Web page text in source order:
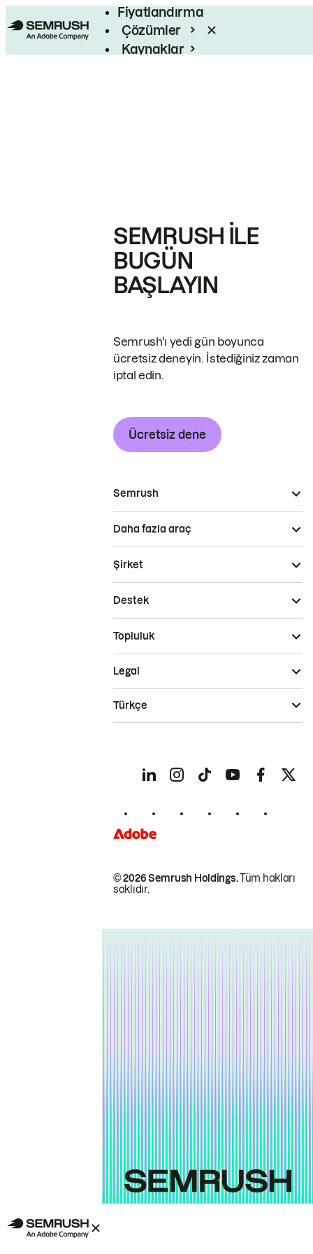
Fiyatlandırma
Çözümler
Kaynaklar
SEMRUSH ILE
BUGÜN
BAŞLAYIN
Semrush'ı yedi gün boyunca
ücretsiz deneyin. İstediğiniz zaman
iptal edin.
Ücretsiz dene
Semrush
Daha fazla araç
Şirket
Destek
Topluluk
© 2026 Semrush Holdings.Tüm hakları
saklıdır.
Legal
Türkçe